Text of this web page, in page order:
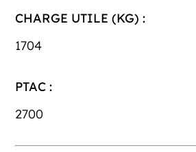
CHARGE UTILE (KG) :
1704
PTAC :
2700